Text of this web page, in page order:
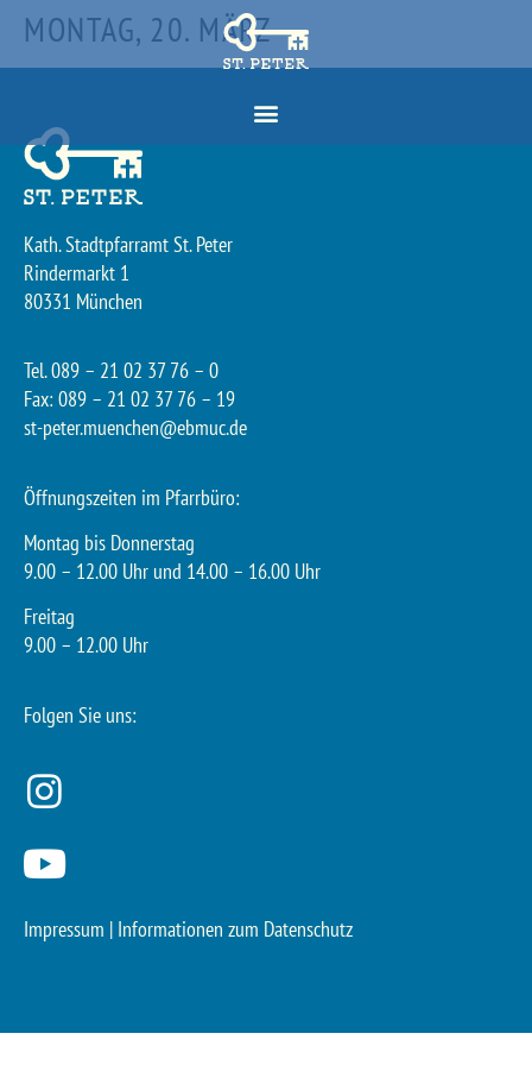
MONTAG, 20. MÄRZ
Kath. Stadtpfarramt St. Peter
Rindermarkt 1
80331 München
Tel. 089 – 21 02 37 76 – 0
Fax: 089 – 21 02 37 76 – 19
st-peter.muenchen@ebmuc.de
Öffnungszeiten im Pfarrbüro:
Montag bis Donnerstag
9.00 – 12.00 Uhr und 14.00 – 16.00 Uhr
Freitag
9.00 – 12.00 Uhr
Folgen Sie uns:
Impressum | Informationen zum Datenschutz